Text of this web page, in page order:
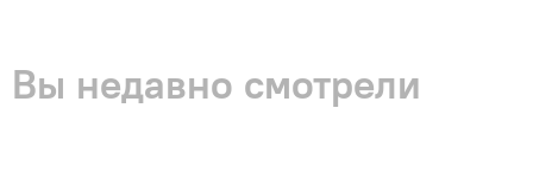
Вы недавно смотрели